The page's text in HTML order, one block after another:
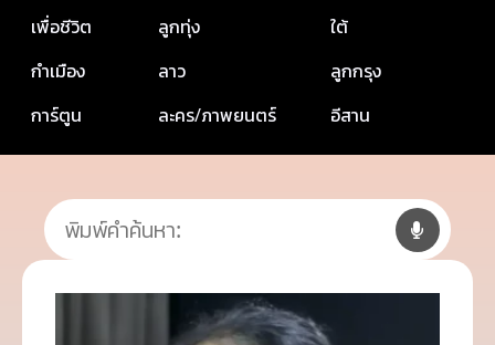
เพื่อชีวิต
ลูกทุ่ง
ใต้
กำเมือง
ลาว
ลูกกรุง
การ์ตูน
ละคร/ภาพยนตร์ อีสาน